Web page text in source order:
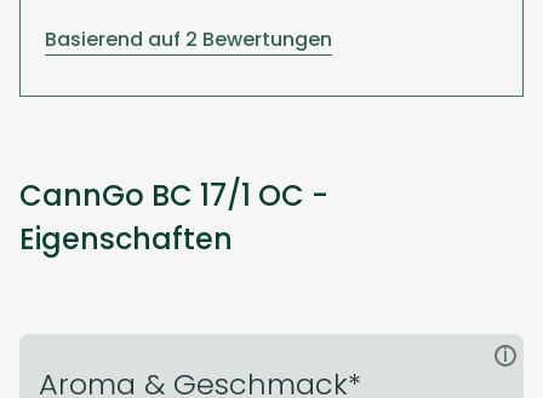
Basierend auf 2 Bewertungen
CannGo BC 17/1 OC -
Eigenschaften
Aroma & Geschmack*
i